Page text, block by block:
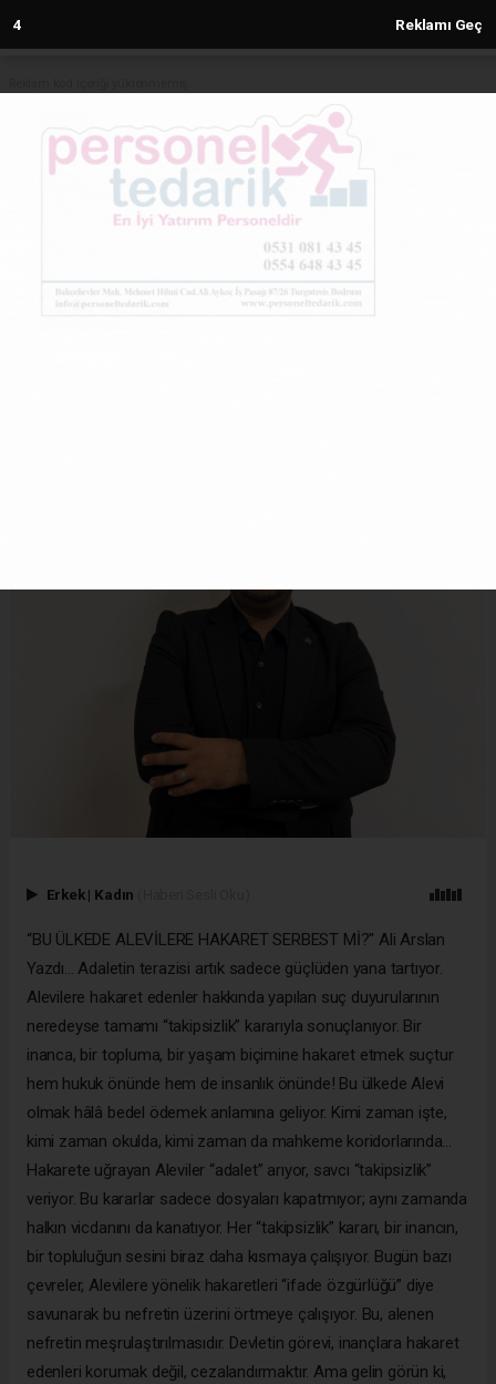
3 Reklamı Geç
Anasayfa
“BU ÜLKEDE ALEVİLERE HAKARET
SERBEST Mİ?" Ali Arslan Yazdı...
KÖŞE YAZILARI
(Sovtna) - Sovtna Haber Gazetesi | 28.10.2025 - 11:18
7703+ kez okundu.
Erkek | Kadın
“BU ÜLKEDE ALEVİLERE HAKARET SERBEST Mİ?" Ali Arslan
Yazdı... Adaletin terazisi artık sadece güçlüden yana tartıyor.
Alevilere hakaret edenler hakkında yapılan suç duyurularının
neredeyse tamamı “takipsizlik” kararıyla sonuçlanıyor. Bir
inanca, bir topluma, bir yaşam biçimine hakaret etmek suçtur
hem hukuk önünde hem de insanlık önünde! Bu ülkede Alevi
olmak hâlâ bedel ödemek anlamına geliyor. Kimi zaman işte,
kimi zaman okulda, kimi zaman da mahkeme koridorlarında...
Hakarete uğrayan Aleviler “adalet” arıyor, savcı “takipsizlik”
veriyor. Bu kararlar sadece dosyaları kapatmıyor; aynı zamanda
halkın vicdanını da kanatıyor. Her “takipsizlik” kararı, bir inancın,
bir topluluğun sesini biraz daha kısmaya çalışıyor. Bugün bazı
çevreler, Alevilere yönelik hakaretleri “ifade özgürlüğü” diye
savunarak bu nefretin üzerini örtmeye çalışıyor. Bu, alenen
nefretin meşrulaştırılmasıdır. Devletin görevi, inançlara hakaret
edenleri korumak değil, cezalandırmaktır. Ama gelin görün ki,